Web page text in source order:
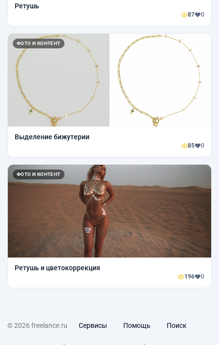
Ретушь
87 0
ФОТО И КОНТЕНТ
Выделение бижутерии
85 0
ФОТО И КОНТЕНТ
Ретушь и цветокоррекция
196 0
© 2026 freelance.ru Сервисы Помощь Поиск